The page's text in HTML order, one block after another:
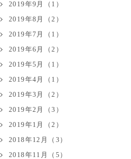
2019年9月（1）
2019年8月（2）
2019年7月（1）
2019年6月（2）
2019年5月（1）
2019年4月（1）
2019年3月（2）
2019年2月（3）
2019年1月（2）
2018年12月（3）
2018年11月（5）